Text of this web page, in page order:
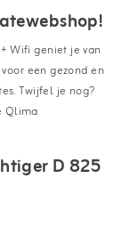
Wifi geniet je van
een gezond en
Twijfel je nog?
Qlima
D 825